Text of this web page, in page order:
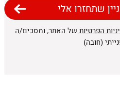
הפרטיותשל האתר, ומסכים/ה
(חובה)